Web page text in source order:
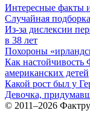
Интересные факты
Случайная
Из-за дислексии
в 38 лет
Похороны
Как настойчивость
американских детей
Какой рост был у
Девочка,
© 2011–2026